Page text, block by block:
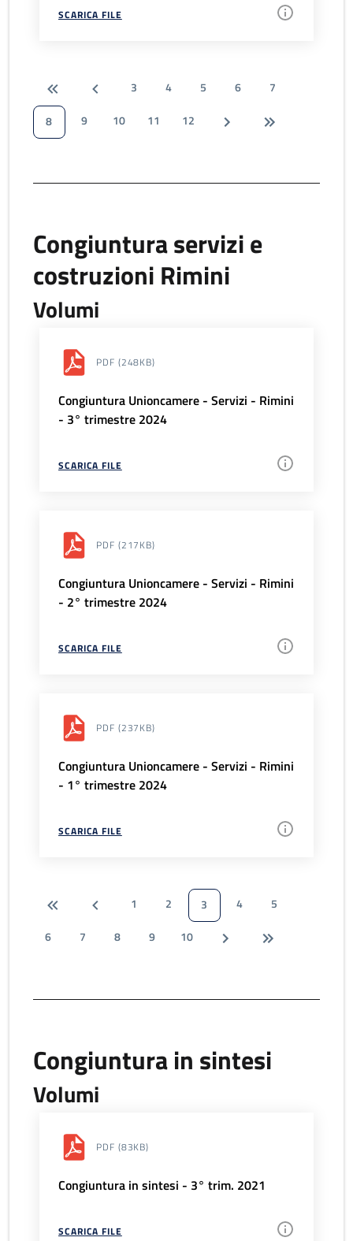
SCARICA FILE
3 4 5 6
7
8
9 10 11 12
Congiuntura servizi e
costruzioni Rimini
Volumi
PDF (248KB)
Congiuntura Unioncamere - Servizi - Rimini
- 3° trimestre 2024
SCARICA FILE
PDF (217KB)
Congiuntura Unioncamere - Servizi - Rimini
- 2° trimestre 2024
SCARICA FILE
PDF (237KB)
Congiuntura Unioncamere - Servizi - Rimini
- 1° trimestre 2024
SCARICA FILE
1 2 3 4
5
6
7 8 9 10
Congiuntura in sintesi
Volumi
PDF (83KB)
Congiuntura in sintesi - 3° trim. 2021
SCARICA FILE